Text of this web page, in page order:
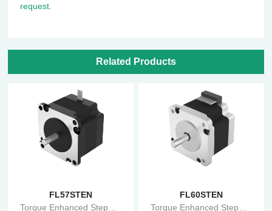
request.
Related Products
FL57STEN
FL60STEN